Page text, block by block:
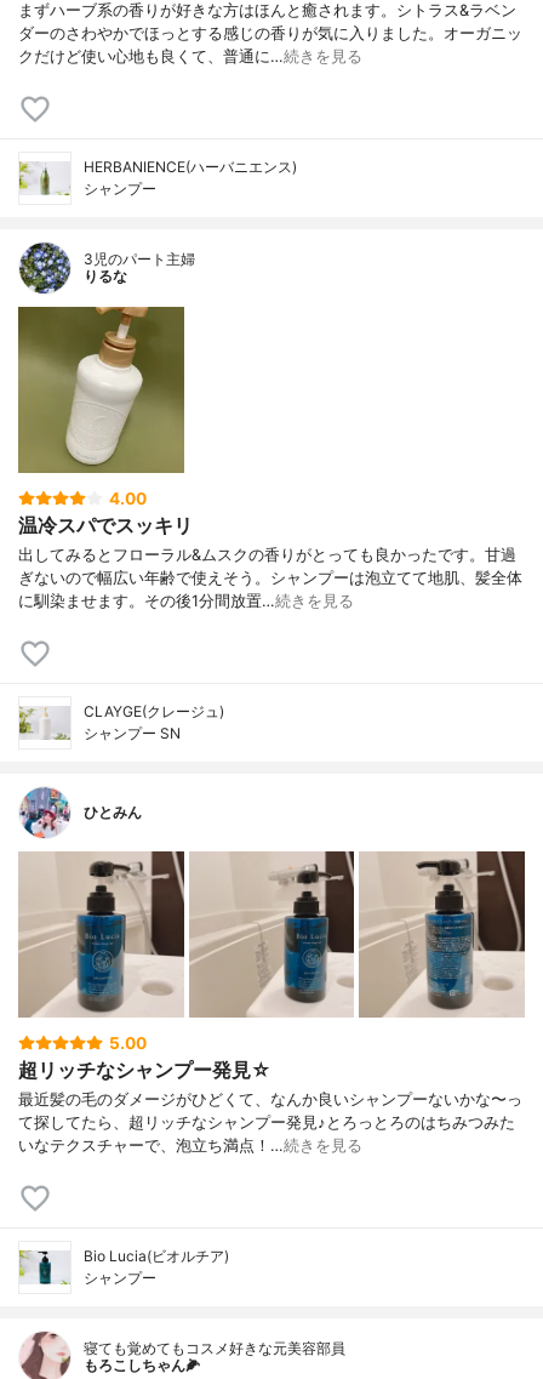
まずハーブ系の香りが好きな方はほんと癒されます。シトラス&ラベン
ダーのさわやかでほっとする感じの香りが気に入りました。オーガニッ
クだけど使い心地も良くて、普通に…続きを見る
HERBANIENCE(ハーバニエンス)
シャンプー
3児のパート主婦
りるな
4.00
温冷スパでスッキリ
出してみるとフローラル&ムスクの香りがとっても良かったです。甘過
ぎないので幅広い年齢で使えそう。シャンプーは泡立てて地肌、髪全体
に馴染ませます。その後1分間放置…続きを見る
CLAYGE(クレージュ)
シャンプー SN
ひとみん
5.00
超リッチなシャンプー発見☆
最近髪の毛のダメージがひどくて、なんか良いシャンプーないかな〜っ
て探してたら、超リッチなシャンプー発見♪とろっとろのはちみつみた
いなテクスチャーで、泡立ち満点！…続きを見る
Bio Lucia(ビオルチア)
シャンプー
寝ても覚めてもコスメ好きな元美容部員
もろこしちゃん🌽